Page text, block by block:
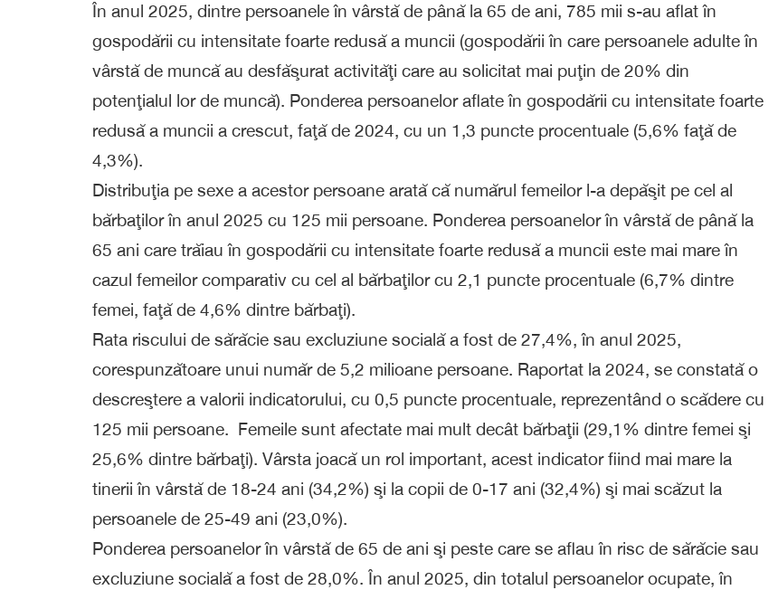
În anul 2025, dintre persoanele în vârstă de până la 65 de ani, 785 mii s-au aflat în
gospodării cu intensitate foarte redusă a muncii (gospodării în care persoanele adulte în
vârstă de muncă au desfăşurat activităţi care au solicitat mai puţin de 20% din
potenţialul lor de muncă). Ponderea persoanelor aflate în gospodării cu intensitate foarte
redusă a muncii a crescut, faţă de 2024, cu un 1,3 puncte procentuale (5,6% faţă de
4,3%).
Distribuţia pe sexe a acestor persoane arată că numărul femeilor l-a depăşit pe cel al
bărbaţilor în anul 2025 cu 125 mii persoane. Ponderea persoanelor în vârstă de până la
65 ani care trăiau în gospodării cu intensitate foarte redusă a muncii este mai mare în
cazul femeilor comparativ cu cel al bărbaţilor cu 2,1 puncte procentuale (6,7% dintre
femei, faţă de 4,6% dintre bărbaţi).
Rata riscului de sărăcie sau excluziune socială a fost de 27,4%, în anul 2025,
corespunzătoare unui număr de 5,2 milioane persoane. Raportat la 2024, se constată o
descreştere a valorii indicatorului, cu 0,5 puncte procentuale, reprezentând o scădere cu
125 mii persoane. Femeile sunt afectate mai mult decât bărbaţii (29,1% dintre femei şi
25,6% dintre bărbaţi). Vârsta joacă un rol important, acest indicator fiind mai mare la
tinerii în vârstă de 18-24 ani (34,2%) şi la copii de 0-17 ani (32,4%) şi mai scăzut la
persoanele de 25-49 ani (23,0%).
Ponderea persoanelor în vârstă de 65 de ani şi peste care se aflau în risc de sărăcie sau
excluziune socială a fost de 28,0%. În anul 2025, din totalul persoanelor ocupate, în